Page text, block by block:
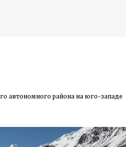
(Calvin Nicholls)
автономного района на юго-западе